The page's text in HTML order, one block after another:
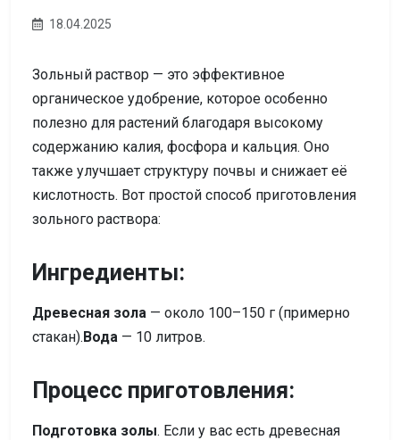
18.04.2025
Зольный раствор — это эффективное
органическое удобрение, которое особенно
полезно для растений благодаря высокому
содержанию калия, фосфора и кальция. Оно
также улучшает структуру почвы и снижает её
кислотность. Вот простой способ приготовления
зольного раствора:
Ингредиенты:
Древесная зола — около 100–150 г (примерно
стакан).Вода — 10 литров.
Процесс приготовления:
Подготовка золы. Если у вас есть древесная